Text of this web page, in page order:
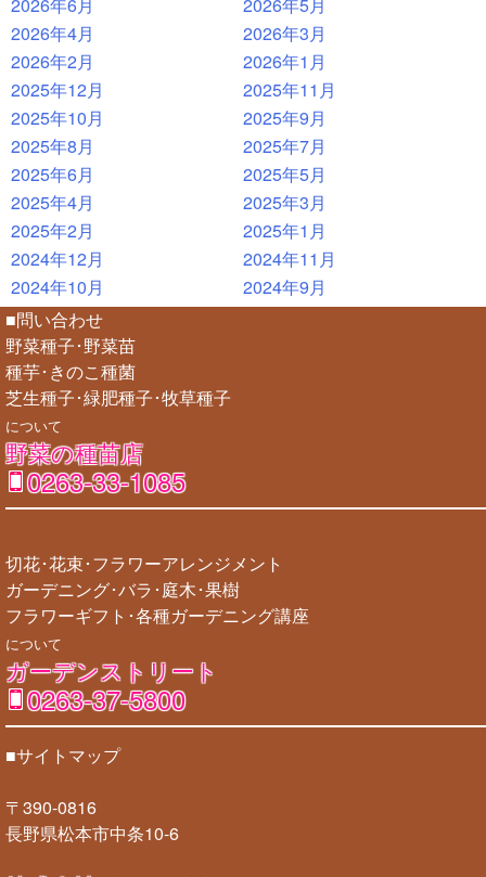
2026年4月
2026年3月
2026年2月
2026年1月
2025年12月
2025年11月
2025年10月
2025年9月
2025年8月
2025年7月
2025年6月
2025年5月
2025年4月
2025年3月
2025年2月
2025年1月
2024年12月
2024年11月
2024年10月
2024年9月
■問い合わせ
野菜種子･野菜苗
種芋･きのこ種菌
芝生種子･緑肥種子･牧草種子
について
野菜の種苗店
0263-33-1085
切花･花束･フラワーアレンジメント
ガーデニング･バラ･庭木･果樹
フラワーギフト･各種ガーデニング講座
について
ガーデンストリート
0263-37-5800
■サイトマップ
〒390-0816
長野県松本市中条10-6